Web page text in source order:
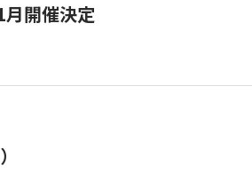
月開催決定